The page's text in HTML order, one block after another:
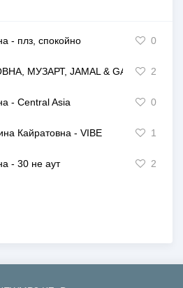
- плз, спокойно 0
МУЗАРТ, JAMAL & GANJA -LAULA
2
- Central Asia 0
Кайратовна - VIBE 1
- 30 не аут
2